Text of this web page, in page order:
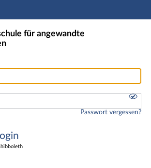
Hauptnavigation
Shibboleth Login
für angewandte
Passwort vergessen?